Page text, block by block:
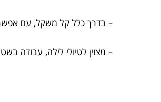
– בדרך כלל קל משקל, עם
– מצוין לטיולי לילה, עבודה